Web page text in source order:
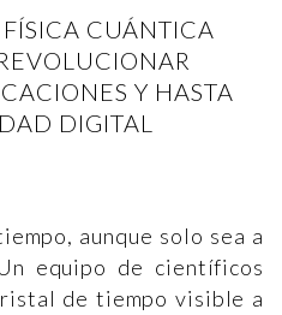
CUÁNTICA
Y HASTA
DIGITAL
aunque solo sea a
equipo de científicos
de tiempo visible a